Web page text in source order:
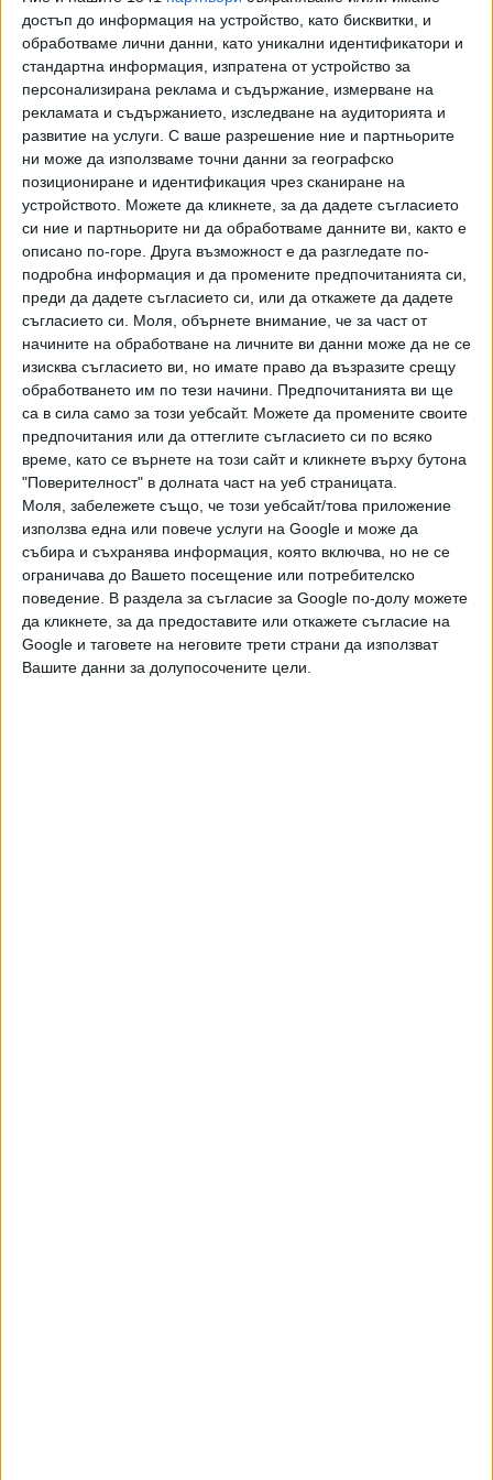
достъп до информация на устройство, като бисквитки, и
обработваме лични данни, като уникални идентификатори и
стандартна информация, изпратена от устройство за
персонализирана реклама и съдържание, измерване на
рекламата и съдържанието, изследване на аудиторията и
развитие на услуги. С ваше разрешение ние и партньорите
ни може да използваме точни данни за географско
позициониране и идентификация чрез сканиране на
устройството. Можете да кликнете, за да дадете съгласието
си ние и партньорите ни да обработваме данните ви, както е
описано по-горе. Друга възможност е да разгледате по-
подробна информация и да промените предпочитанията си,
преди да дадете съгласието си, или да откажете да дадете
съгласието си.
Моля, обърнете внимание, че за част от
начините на обработване на личните ви данни може да не се
изисква съгласието ви, но имате право да възразите срещу
обработването им по тези начини. Предпочитанията ви ще
са в сила само за този уебсайт. Можете да промените своите
предпочитания или да оттеглите съгласието си по всяко
време, като се върнете на този сайт и кликнете върху бутона
"Поверителност" в долната част на уеб страницата.
Моля, забележете също, че този уебсайт/това приложение
използва една или повече услуги на Google и може да
събира и съхранява информация, която включва, но не се
ограничава до Вашето посещение или потребителско
поведение. В раздела за съгласие за Google по-долу можете
да кликнете, за да предоставите или откажете съгласие на
Google и таговете на неговите трети страни да използват
Вашите данни за долупосочените цели.
инициатива", каза още Рашков. Ден по-рано украинската
посланичка отказа да говори за случая и пред камерите
на Би Ти Ви обяви единствено, че не коментира фейк
новини.
Рашков беше първият човек, който обяви преди няколко
дни, че по негова информация Олег Невзоров е напуснал
България. Бившият вътрешен министър коментира
тогава, че разполага с данни, че собственикът на КУБ
корпорация е напуснал България "през един от северните
гранични пунктове" в следобедните часове на 28 май.
Във вторник вътрешният министър Иван Демерджиев
обяви, че украинският бизнесмен се издирва в България,
но допусна възможността той да е напуснал страната.
Рашков посочи, че най-накрая е започнало разследване
на този случай и "то за документно престъпление, за
съставянето и използването на документи неистински и
които се използвани пред съответните служби -
службата по Кадастър, службата за местни данъци
такси Варна, с цел тези документи да послужат за
евентуално узаконяване на незаконно изградените
постройки".
"Прокуратурата е била доста подробна, като е посочила
четири имота, в които се изградени 93 имота